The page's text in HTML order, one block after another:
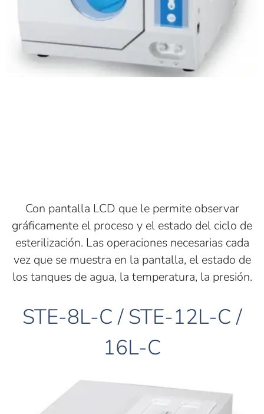
Con pantalla LCD que le permite observar
gráficamente el proceso y el estado del ciclo de
esterilización. Las operaciones necesarias cada
vez que se muestra en la pantalla, el estado de
los tanques de agua, la temperatura, la presión.
STE-8L-C / STE-12L-C /
16L-C